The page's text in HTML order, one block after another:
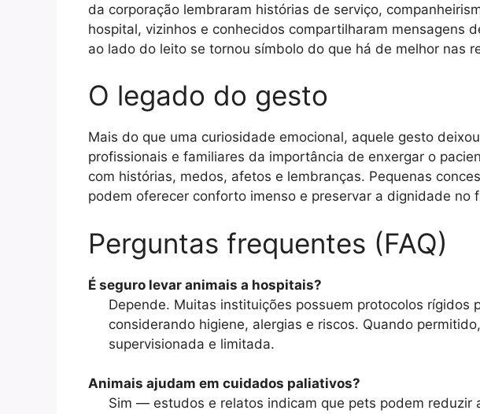
da corporação lembraram histórias de serviço,
hospital, vizinhos e conhecidos compartilharam mensagens
ao lado do leito se tornou símbolo do que há de melhor nas
O legado do gesto
Mais do que uma curiosidade emocional, aquele gesto
profissionais e familiares da importância de enxergar o
com histórias, medos, afetos e lembranças. Pequenas
podem oferecer conforto imenso e preservar a dignidade no
Perguntas frequentes (FAQ)
É seguro levar animais a hospitais?
Depende. Muitas instituições possuem protocolos rígidos
considerando higiene, alergias e riscos. Quando
supervisionada e limitada.
Animais ajudam em cuidados paliativos?
Sim — estudos e relatos indicam que pets podem reduzir